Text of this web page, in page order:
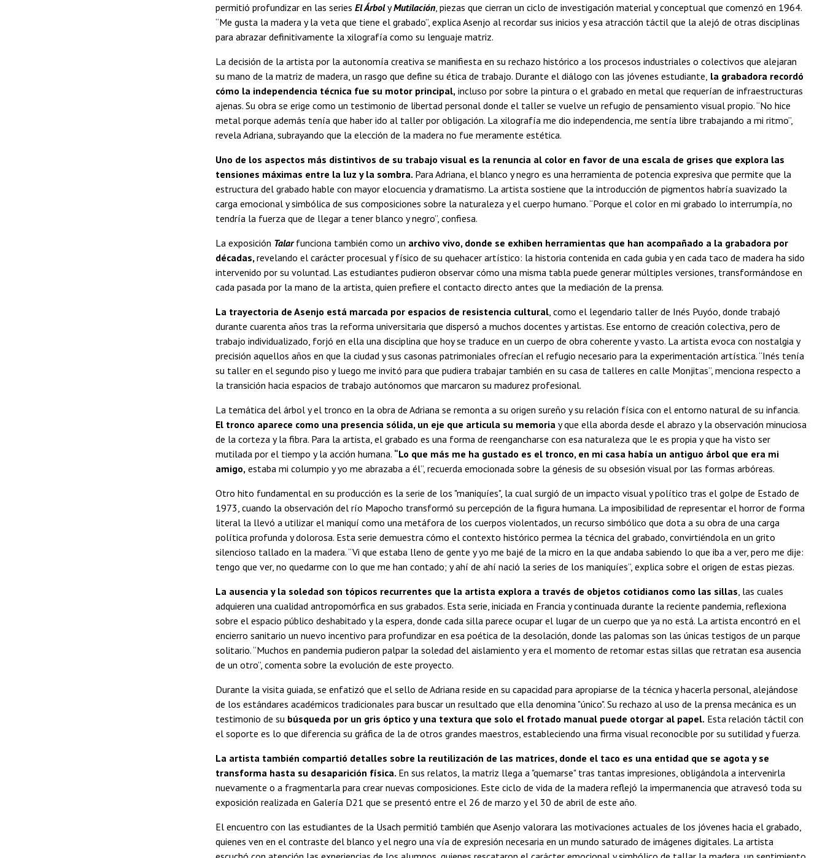
permitió profundizar en las series El ÁrbolyMutilación , piezas que cierran un ciclo de investigación material y conceptual que comenzó en 1964.
“Me gusta la madera y la veta que tiene el grabado”, explica Asenjo al recordar sus inicios y esa atracción táctil que la alejó de otras disciplinas
para abrazar definitivamente la xilografía como su lenguaje matriz.
La decisión de la artista por la autonomía creativa se manifiesta en su rechazo histórico a los procesos industriales o colectivos que alejaran
su mano de la matriz de madera, un rasgo que define su ética de trabajo. Durante el diálogo con las jóvenes estudiante, la grabadora recordó
cómo la independencia técnica fue su motor principal, incluso por sobre la pintura o el grabado en metal que requerían de infraestructuras
ajenas. Su obra se erige como un testimonio de libertad personal donde el taller se vuelve un refugio de pensamiento visual propio. “No hice
metal porque además tenía que haber ido al taller por obligación. La xilografía me dio independencia, me sentía libre trabajando a mi ritmo”,
revela Adriana, subrayando que la elección de la madera no fue meramente estética.
Uno de los aspectos más distintivos de su trabajo visual es la renuncia al color en favor de una escala de grises que explora las
tensiones máximas entre la luz y la sombra. Para Adriana, el blanco y negro es una herramienta de potencia expresiva que permite que la
estructura del grabado hable con mayor elocuencia y dramatismo. La artista sostiene que la introducción de pigmentos habría suavizado la
carga emocional y simbólica de sus composiciones sobre la naturaleza y el cuerpo humano. “Porque el color en mi grabado lo interrumpía, no
tendría la fuerza que de llegar a tener blanco y negro”, confiesa.
La exposición Talarfunciona también como un archivo vivo, donde se exhiben herramientas que han acompañado a la grabadora por
décadas, revelando el carácter procesual y físico de su quehacer artístico: la historia contenida en cada gubia y en cada taco de madera ha sido
intervenido por su voluntad. Las estudiantes pudieron observar cómo una misma tabla puede generar múltiples versiones, transformándose en
cada pasada por la mano de la artista, quien prefiere el contacto directo antes que la mediación de la prensa.
La trayectoria de Asenjo está marcada por espacios de resistencia cultural , como el legendario taller de Inés Puyóo, donde trabajó
durante cuarenta años tras la reforma universitaria que dispersó a muchos docentes y artistas. Ese entorno de creación colectiva, pero de
trabajo individualizado, forjó en ella una disciplina que hoy se traduce en un cuerpo de obra coherente y vasto. La artista evoca con nostalgia y
precisión aquellos años en que la ciudad y sus casonas patrimoniales ofrecían el refugio necesario para la experimentación artística. “Inés tenía
su taller en el segundo piso y luego me invitó para que pudiera trabajar también en su casa de talleres en calle Monjitas”, menciona respecto a
la transición hacia espacios de trabajo autónomos que marcaron su madurez profesional.
La temática del árbol y el tronco en la obra de Adriana se remonta a su origen sureño y su relación física con el entorno natural de su infancia.
El tronco aparece como una presencia sólida, un eje que articula su memoria y que ella aborda desde el abrazo y la observación minuciosa
de la corteza y la fibra. Para la artista, el grabado es una forma de reengancharse con esa naturaleza que le es propia y que ha visto ser
mutilada por el tiempo y la acción humana. “Lo que más me ha gustado es el tronco, en mi casa había un antiguo árbol que era mi
amigo, estaba mi columpio y yo me abrazaba a él”, recuerda emocionada sobre la génesis de su obsesión visual por las formas arbóreas.
Otro hito fundamental en su producción es la serie de los "maniquíes", la cual surgió de un impacto visual y político tras el golpe de Estado de
1973, cuando la observación del río Mapocho transformó su percepción de la figura humana. La imposibilidad de representar el horror de forma
literal la llevó a utilizar el maniquí como una metáfora de los cuerpos violentados, un recurso simbólico que dota a su obra de una carga
política profunda y dolorosa. Esta serie demuestra cómo el contexto histórico permea la técnica del grabado, convirtiéndola en un grito
silencioso tallado en la madera. “Vi que estaba lleno de gente y yo me bajé de la micro en la que andaba sabiendo lo que iba a ver, pero me dije:
tengo que ver, no quedarme con lo que me han contado; y ahí de ahí nació la series de los maniquíes”, explica sobre el origen de estas piezas.
La ausencia y la soledad son tópicos recurrentes que la artista explora a través de objetos cotidianos como las sillas , las cuales
adquieren una cualidad antropomórfica en sus grabados. Esta serie, iniciada en Francia y continuada durante la reciente pandemia, reflexiona
sobre el espacio público deshabitado y la espera, donde cada silla parece ocupar el lugar de un cuerpo que ya no está. La artista encontró en el
encierro sanitario un nuevo incentivo para profundizar en esa poética de la desolación, donde las palomas son las únicas testigos de un parque
solitario. “Muchos en pandemia pudieron palpar la soledad del aislamiento y era el momento de retomar estas sillas que retratan esa ausencia
de un otro”, comenta sobre la evolución de este proyecto.
Durante la visita guiada, se enfatizó que el sello de Adriana reside en su capacidad para apropiarse de la técnica y hacerla personal, alejándose
de los estándares académicos tradicionales para buscar un resultado que ella denomina "único". Su rechazo al uso de la prensa mecánica es un
testimonio de su búsqueda por un gris óptico y una textura que solo el frotado manual puede otorgar al papel. Esta relación táctil con
el soporte es lo que diferencia su gráfica de la de otros grandes maestros, estableciendo una firma visual reconocible por su sutilidad y fuerza.
La artista también compartió detalles sobre la reutilización de las matrices, donde el taco es una entidad que se agota y se
transforma hasta su desaparición física. En sus relatos, la matriz llega a "quemarse" tras tantas impresiones, obligándola a intervenirla
nuevamente o a fragmentarla para crear nuevas composiciones. Este ciclo de vida de la madera reflejó la impermanencia que atravesó toda su
exposición realizada en Galería D21 que se presentó entre el 26 de marzo y el 30 de abril de este año.
El encuentro con las estudiantes de la Usach permitió también que Asenjo valorara las motivaciones actuales de los jóvenes hacia el grabado,
quienes ven en el contraste del blanco y el negro una vía de expresión necesaria en un mundo saturado de imágenes digitales. La artista